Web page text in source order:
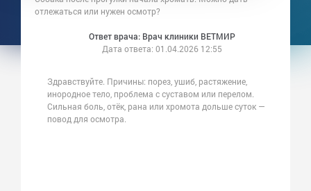
отлежаться или нужен осмотр?
Ответ врача: Врач клиники ВЕТМИР
Дата ответа: 01.04.2026 12:55
Здравствуйте. Причины: порез, ушиб, растяжение,
инородное тело, проблема с суставом или перелом.
Сильная боль, отёк, рана или хромота дольше суток —
повод для осмотра.